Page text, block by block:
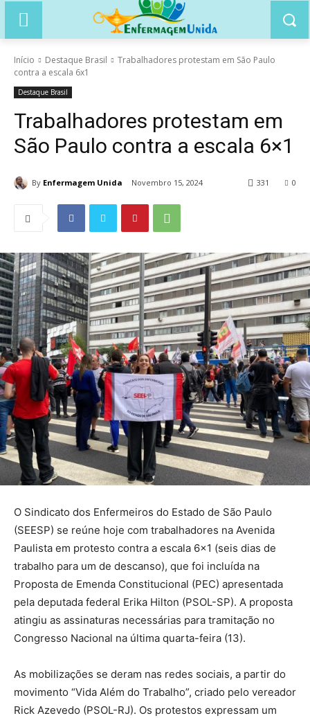
Início Destaque Brasil
Trabalhadores protestam em São Paulo
contra a escala 6x1
Destaque Brasil
Trabalhadores protestam em
São Paulo contra a escala 6×1
By Enfermagem Unida Novembro 15, 2024 0
331
O Sindicato dos Enfermeiros do Estado de São Paulo
(SEESP) se reúne hoje com trabalhadores na Avenida
Paulista em protesto contra a escala 6×1 (seis dias de
trabalho para um de descanso), que foi incluída na
Proposta de Emenda Constitucional (PEC) apresentada
pela deputada federal Erika Hilton (PSOL-SP). A proposta
atingiu as assinaturas necessárias para tramitação no
Congresso Nacional na última quarta-feira (13).
As mobilizações se deram nas redes sociais, a partir do
movimento “Vida Além do Trabalho”, criado pelo vereador
Rick Azevedo (PSOL-RJ). Os protestos expressam um